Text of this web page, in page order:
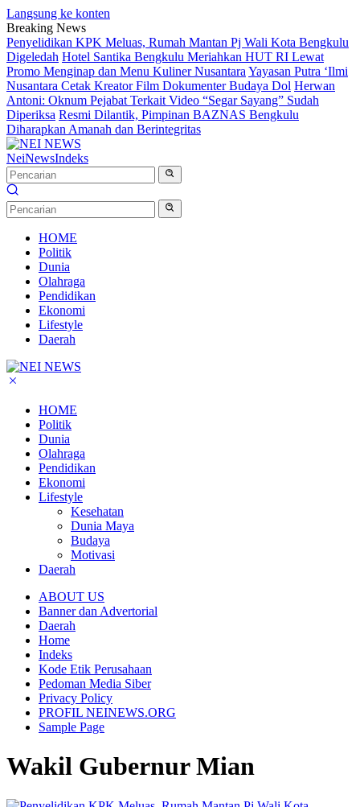
Langsung ke konten
Breaking News
Penyelidikan KPK Meluas, Rumah Mantan Pj Wali Kota Bengkulu
Digeledah Hotel Santika Bengkulu Meriahkan HUT RI Lewat
Promo Menginap dan Menu Kuliner Nusantara Yayasan Putra ‘Ilmi
Nusantara Cetak Kreator Film Dokumenter Budaya Dol Herwan
Antoni: Oknum Pejabat Terkait Video “Segar Sayang” Sudah
Diperiksa Resmi Dilantik, Pimpinan BAZNAS Bengkulu
Diharapkan Amanah dan Berintegritas
NeiNewsIndeks
HOME
Politik
Dunia
Olahraga
Pendidikan
Ekonomi
Lifestyle
Daerah
HOME
Politik
Dunia
Olahraga
Pendidikan
Ekonomi
Lifestyle
Kesehatan
Dunia Maya
Budaya
Motivasi
Daerah
ABOUT US
Banner dan Advertorial
Daerah
Home
Indeks
Kode Etik Perusahaan
Pedoman Media Siber
Privacy Policy
PROFIL NEINEWS.ORG
Sample Page
Wakil Gubernur Mian